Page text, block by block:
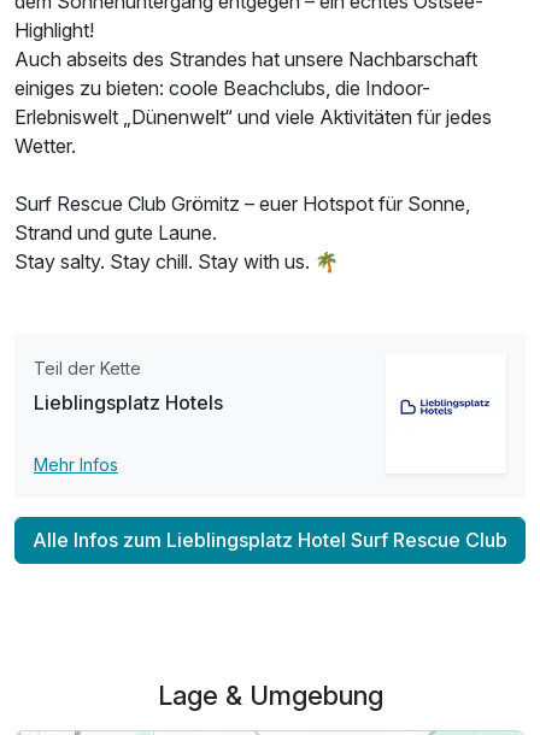
Highlight!
Auch abseits des Strandes hat unsere Nachbarschaft
einiges zu bieten: coole Beachclubs, die Indoor-
Erlebniswelt „Dünenwelt“ und viele Aktivitäten für jedes
Wetter.
Surf Rescue Club Grömitz – euer Hotspot für Sonne,
Strand und gute Laune.
Stay salty. Stay chill. Stay with us. 🌴
Teil der Kette
Lieblingsplatz Hotels
Mehr Infos
Alle Infos zum Lieblingsplatz Hotel Surf Rescue Club
Lage & Umgebung